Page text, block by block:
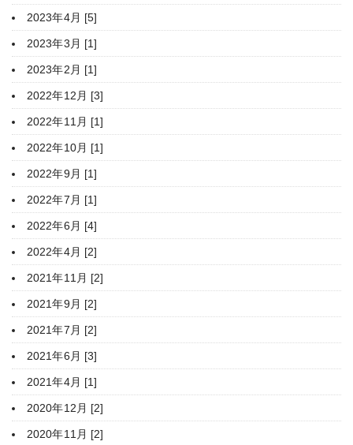
2023年4月 [5]
2023年3月 [1]
2023年2月 [1]
2022年12月 [3]
2022年11月 [1]
2022年10月 [1]
2022年9月 [1]
2022年7月 [1]
2022年6月 [4]
2022年4月 [2]
2021年11月 [2]
2021年9月 [2]
2021年7月 [2]
2021年6月 [3]
2021年4月 [1]
2020年12月 [2]
2020年11月 [2]